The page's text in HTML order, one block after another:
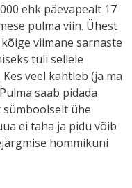
ehk päevapealt 17
pulma viin. Ühest
viimane sarnaste
tuli sellele
veel kahtleb (ja ma
saab pidada
ühe
ei taha ja pidu võib
hommikuni